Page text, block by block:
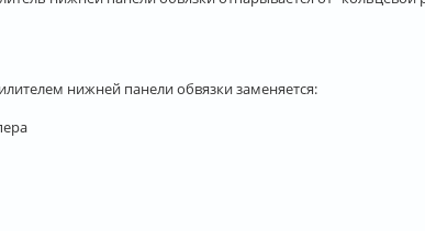
нижней панели обвязки заменяется: